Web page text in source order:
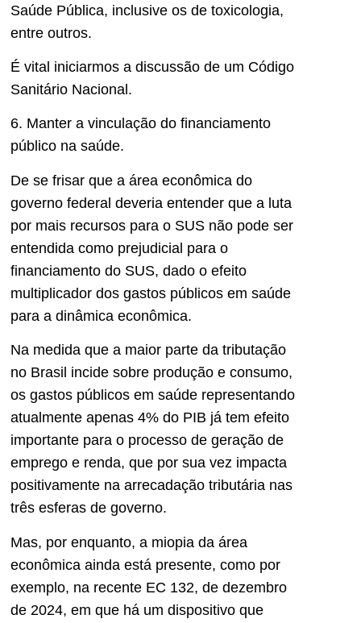
Saúde Pública, inclusive os de toxicologia,
entre outros.
É vital iniciarmos a discussão de um Código
Sanitário Nacional.
6. Manter a vinculação do financiamento
público na saúde.
De se frisar que a área econômica do
governo federal deveria entender que a luta
por mais recursos para o SUS não pode ser
entendida como prejudicial para o
financiamento do SUS, dado o efeito
multiplicador dos gastos públicos em saúde
para a dinâmica econômica.
Na medida que a maior parte da tributação
no Brasil incide sobre produção e consumo,
os gastos públicos em saúde representando
atualmente apenas 4% do PIB já tem efeito
importante para o processo de geração de
emprego e renda, que por sua vez impacta
positivamente na arrecadação tributária nas
três esferas de governo.
Mas, por enquanto, a miopia da área
econômica ainda está presente, como por
exemplo, na recente EC 132, de dezembro
de 2024, em que há um dispositivo que